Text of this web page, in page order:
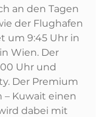
an den Tagen
der Flughafen
um 9:45 Uhr in
Wien. Der
Uhr und
Der Premium
– Kuwait einen
dabei mit